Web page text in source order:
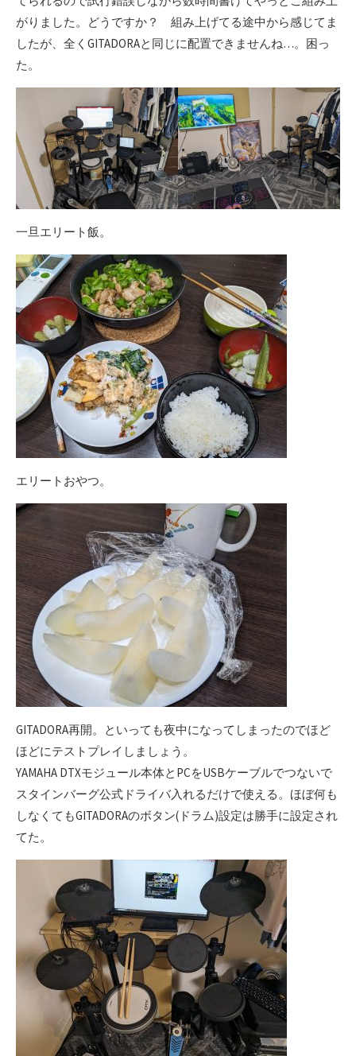
がりました。どうですか？ 組み上げてる途中から感じてま
したが、全くGITADORAと同じに配置できませんね…。困っ
た。
一旦エリート飯。
エリートおやつ。
GITADORA再開。といっても夜中になってしまったのでほど
ほどにテストプレイしましょう。
YAMAHA DTXモジュール本体とPCをUSBケーブルでつないで
スタインバーグ公式ドライバ入れるだけで使える。ほぼ何も
しなくてもGITADORAのボタン(ドラム)設定は勝手に設定され
てた。